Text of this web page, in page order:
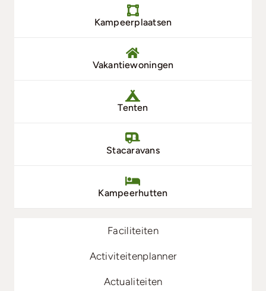
Kampeerplaatsen
Vakantiewoningen
Tenten
Stacaravans
Kampeerhutten
Faciliteiten
Activiteitenplanner
Actualiteiten